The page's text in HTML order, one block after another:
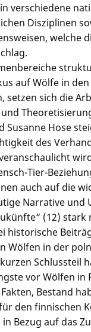
verschiedene
Disziplinen
welche
auf Wölfe in
setzen sich die
Susanne Hose
des
Tier-
auch auf die
Narrative
(12)
historische
Wölfen in der
Schlussteil
vor Wölfen in
Bestand
den finnischen
Bezug auf das